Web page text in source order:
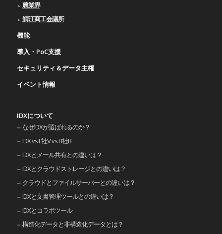
農業界
鯖江商工会議所
機能
導入・PoC支援
セキュリティ＆データ主権
イベント情報
IDXについて
なぜIDXが選ばれるのか？
IDX vs L社V vs B社B
IDXとメール共有との違いは？
IDXとクラウドストレージとの違いは？
クラウドとファイルサーバーとの違いは？
IDXと文書管理ツールとの違いは？
IDXとコラボツール
構造化データと非構造化データとは？